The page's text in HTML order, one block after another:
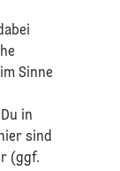
Sinne
in
sind
(ggf.